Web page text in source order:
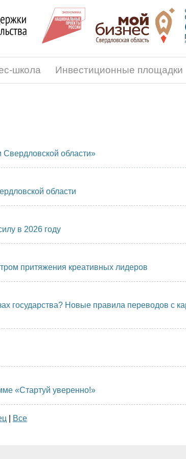
школа Инвестиционные площадки
области»
области
в 2026 году
притяжения креативных лидеров
государства? Новые правила переводов с
«Стартуй уверенно!»
Все